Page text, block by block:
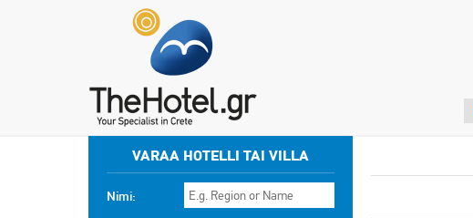
VARAA HOTELLI TAI VILLA
Nimi: